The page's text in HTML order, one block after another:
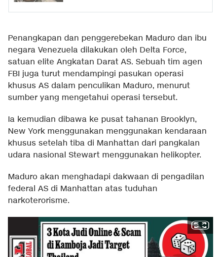
Penangkapan dan penggerebekan Maduro dan ibu
negara Venezuela dilakukan oleh Delta Force,
satuan elite Angkatan Darat AS. Sebuah tim agen
FBI juga turut mendampingi pasukan operasi
khusus AS dalam penculikan Maduro, menurut
sumber yang mengetahui operasi tersebut.
Ia kemudian dibawa ke pusat tahanan Brooklyn,
New York menggunakan menggunakan kendaraan
khusus setelah tiba di Manhattan dari pangkalan
udara nasional Stewart menggunakan helikopter.
Maduro akan menghadapi dakwaan di pengadilan
federal AS di Manhattan atas tuduhan
narkoterorisme.